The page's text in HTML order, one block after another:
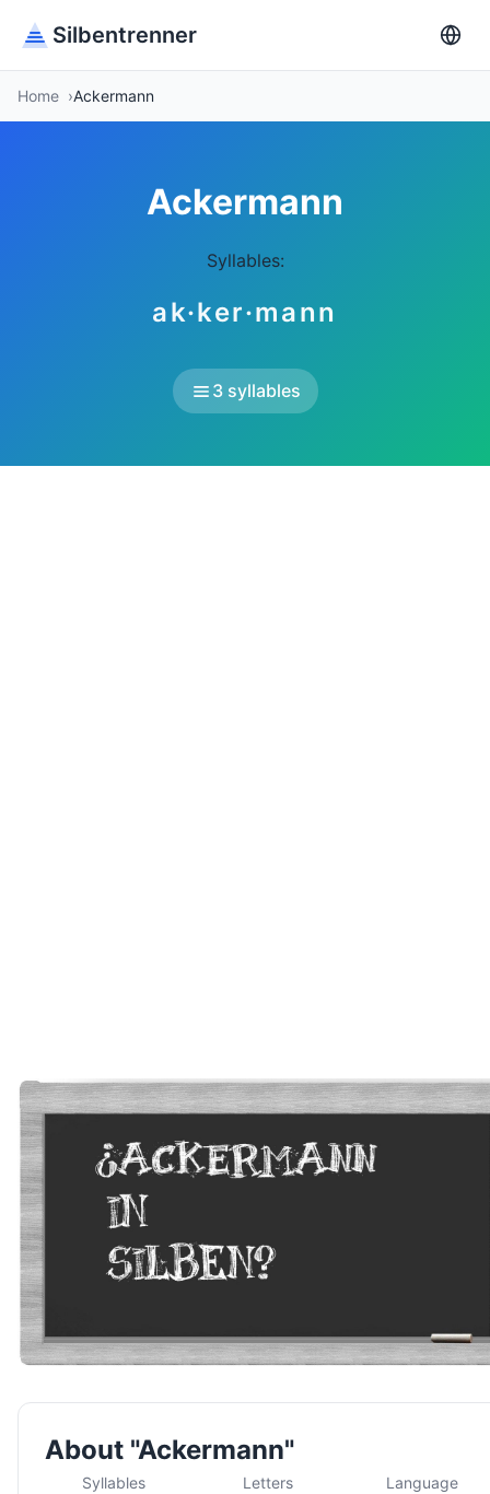
Silbentrenner
Home Ackermann
Ackermann
Syllables:
ak·ker·mann
3 syllables
About "Ackermann"
Syllables Letters Language